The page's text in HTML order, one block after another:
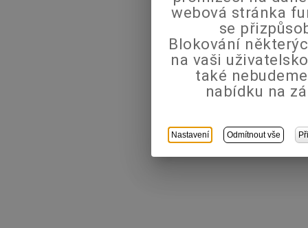
webová stránka
se
Blokování
na vaši
také
nabídku na
Nastavení Odmítnout vše